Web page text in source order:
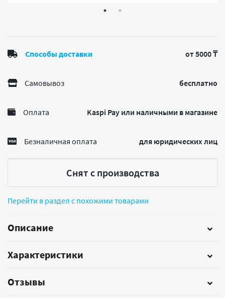
Способы доставки от 5000 ₸
Самовывоз бесплатно
Оплата Kaspi Pay или наличными в магазине
Безналичная оплата для юридических лиц
Снят с производства
Перейти в раздел с похожими товарами
Описание
Характеристики
Отзывы